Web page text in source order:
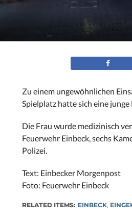
Zu einem ungewöhnlichen
Spielplatz hatte sich eine
Die Frau wurde medizinisch
Feuerwehr Einbeck, sechs
Polizei.
Text: Einbecker Morgenpost
Foto: Feuerwehr Einbeck
RELATED ITEMS: EINBECK,